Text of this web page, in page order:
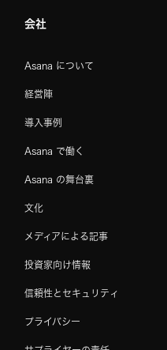
会社
Asana について
経営陣
導入事例
Asana で働く
Asana の舞台裏
文化
メディアによる記事
投資家向け情報
信頼性とセキュリティ
プライバシー